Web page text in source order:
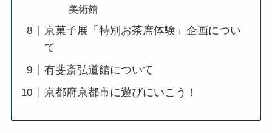
美術館
京菓子展「特別お茶席体験」企画につい
て
有斐斎弘道館について
京都府京都市に遊びにいこう！